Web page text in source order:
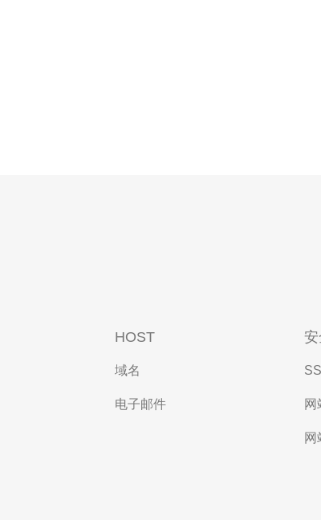
HOST
域名
电子邮件
安
网
网